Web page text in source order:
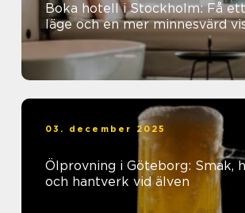
Boka hotell i Stockholm: Få
läge och en mer minnesvärd
03. december 2025
Ölprovning i Göteborg: Smak,
och hantverk vid älven